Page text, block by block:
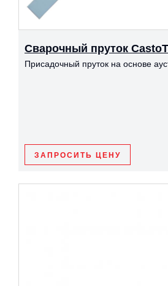
Сварочный пруток
Присадочный пруток на основе
ЗАПРОСИТЬ ЦЕНУ